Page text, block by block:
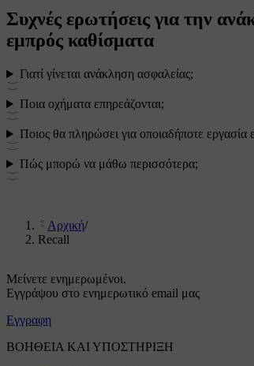
Συχνές ερωτήσεις για την
εμπρός καθίσματα
Γιατί γίνεται ανάκληση ασφαλείας;
Ποια οχήματα επηρεάζονται;
Ποιος θα πληρώσει για οποιαδήποτε
Πώς μπορώ να μάθω περισσότερα;
Αρχική/
Recall